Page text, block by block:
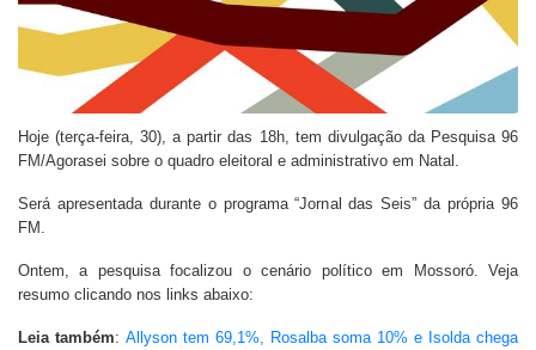
Hoje (terça-feira, 30), a partir das 18h, tem divulgação da Pesquisa 96
FM/Agorasei sobre o quadro eleitoral e administrativo em Natal.
Será apresentada durante o programa “Jornal das Seis” da própria 96
FM.
Ontem, a pesquisa focalizou o cenário político em Mossoró. Veja
resumo clicando nos links abaixo:
Leia também: Allyson tem 69,1%, Rosalba soma 10% e Isolda chega